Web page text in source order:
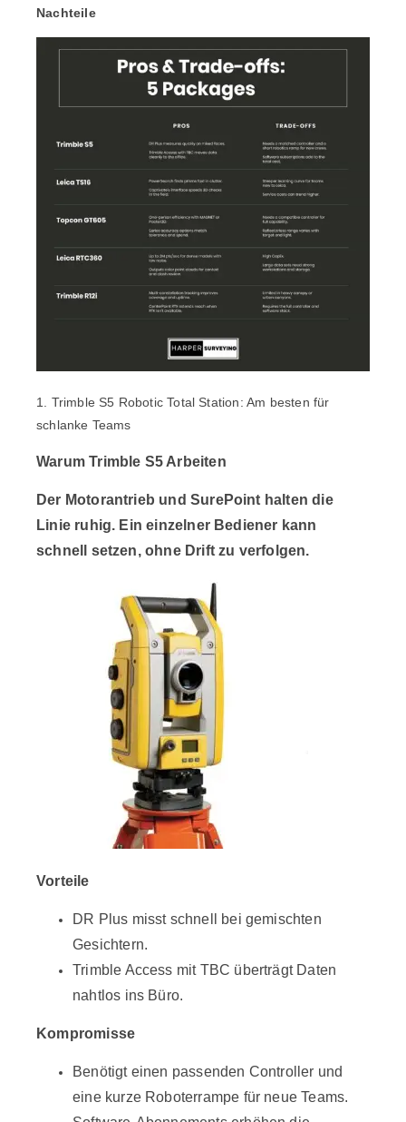
Nachteile
1. Trimble S5 Robotic Total Station: Am besten für
schlanke Teams
WarumTrimble S5 Arbeiten
Der Motorantrieb und SurePoint halten die
Linie ruhig. Ein einzelner Bediener kann
schnell setzen, ohne Drift zu verfolgen.
Vorteile
DR Plus misst schnell bei gemischten
Gesichtern.
Trimble Access mit TBC überträgt Daten
nahtlos ins Büro.
Kompromisse
Benötigt einen passenden Controller und
eine kurze Roboterrampe für neue Teams.